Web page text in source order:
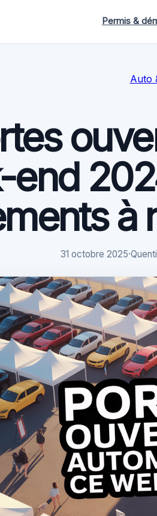
Permis &
Auto
à
31 octobre 2025·